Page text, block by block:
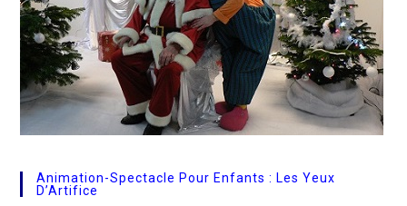
Animation-Spectacle Pour Enfants : Les Yeux
D’Artifice